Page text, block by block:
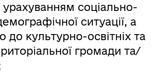
урахуванням соціально-
ситуації, а
до культурно-освітніх та
громади та/